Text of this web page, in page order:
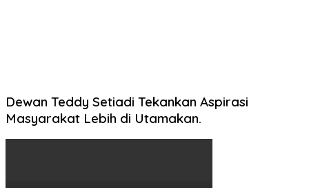
Dewan Teddy Setiadi Tekankan Aspirasi
Masyarakat Lebih di Utamakan.